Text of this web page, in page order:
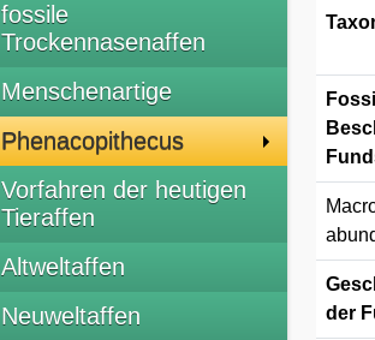
fossile
Trockennasenaffen
Menschenartige
Phenacopithecus
Vorfahren der heutigen
Tieraffen
Altweltaffen
Neuweltaffen
der